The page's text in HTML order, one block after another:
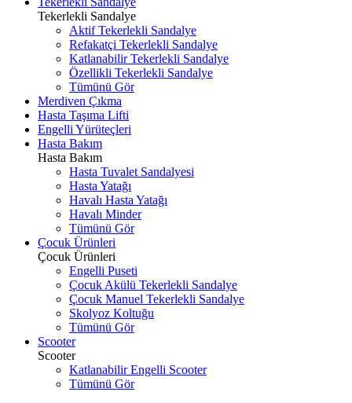
Tekerlekli Sandalye
Aktif Tekerlekli Sandalye
Refakatçi Tekerlekli Sandalye
Katlanabilir Tekerlekli Sandalye
Özellikli Tekerlekli Sandalye
Tümünü Gör
Merdiven Çıkma
Hasta Taşıma Lifti
Engelli Yürüteçleri
Hasta Bakım
Hasta Bakım
Hasta Tuvalet Sandalyesi
Hasta Yatağı
Havalı Hasta Yatağı
Havalı Minder
Tümünü Gör
Çocuk Ürünleri
Çocuk Ürünleri
Engelli Puseti
Çocuk Akülü Tekerlekli Sandalye
Çocuk Manuel Tekerlekli Sandalye
Skolyoz Koltuğu
Tümünü Gör
Scooter
Scooter
Katlanabilir Engelli Scooter
Tümünü Gör